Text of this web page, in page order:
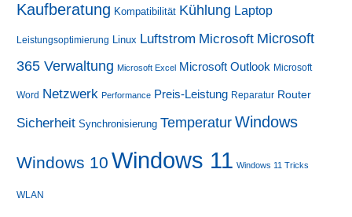
Kaufberatung Kompatibilität Kühlung Laptop
Leistungsoptimierung Linux Luftstrom Microsoft Microsoft
365 Verwaltung Microsoft Excel Microsoft Outlook Microsoft
Word Netzwerk Performance Preis-Leistung Reparatur Router
Sicherheit Synchronisierung Temperatur Windows
Windows 10 Windows 11 Windows 11 Tricks
WLAN